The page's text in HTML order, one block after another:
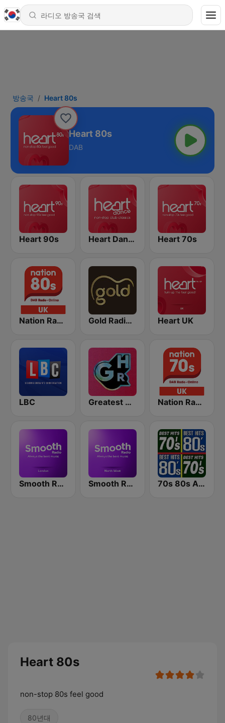
방송국 Heart 80s
Heart 80s
DAB
Heart 90s Heart Dance Heart 70s
Nation Radio 80s Gold Radio UK Heart UK
LBC Greatest Hits Radio Nation Radio 70s
Smooth Radio London Smooth Radio North West 70s 80s All Time Greatest
Heart 80s
non-stop 80s feel good
80년대